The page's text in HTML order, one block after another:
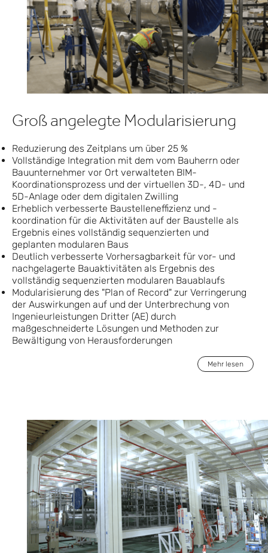
Groß angelegte Modularisierung
Reduzierung des Zeitplans um über 25 %
Vollständige Integration mit dem vom Bauherrn oder
Bauunternehmer vor Ort verwalteten BIM-
Koordinationsprozess und der virtuellen 3D-, 4D- und
5D-Anlage oder dem digitalen Zwilling
Erheblich verbesserte Baustelleneffizienz und -
koordination für die Aktivitäten auf der Baustelle als
Ergebnis eines vollständig sequenzierten und
geplanten modularen Baus
Deutlich verbesserte Vorhersagbarkeit für vor- und
nachgelagerte Bauaktivitäten als Ergebnis des
vollständig sequenzierten modularen Bauablaufs
Modularisierung des "Plan of Record" zur Verringerung
der Auswirkungen auf und der Unterbrechung von
Ingenieurleistungen Dritter (AE) durch
maßgeschneiderte Lösungen und Methoden zur
Bewältigung von Herausforderungen
Mehr lesen